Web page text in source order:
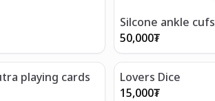
Silcone ankle cufs
50,000₮
playing cards
Lovers Dice
15,000₮